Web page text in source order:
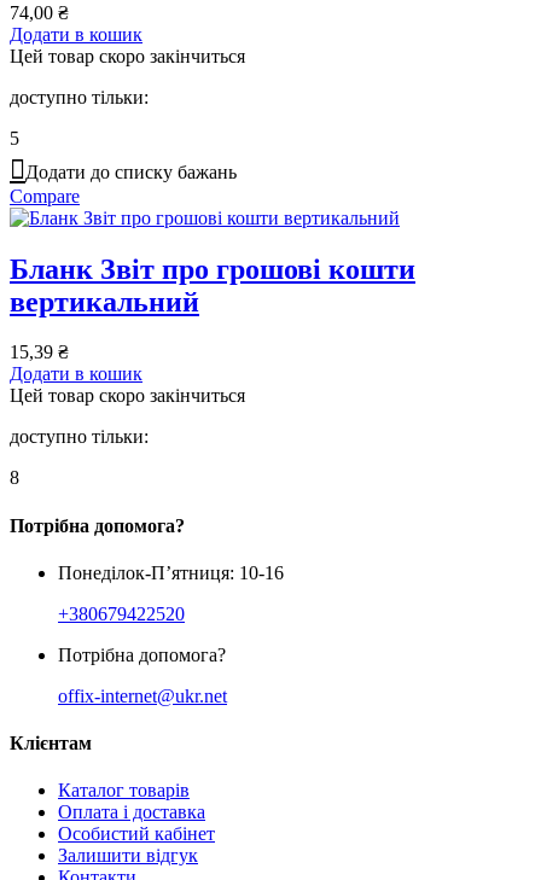
74,00 ₴
Додати в кошик
Цей товар скоро закінчиться
доступно тільки:
5
Додати до списку бажань
Compare
Бланк Звіт про грошові кошти
вертикальний
15,39 ₴
Додати в кошик
Цей товар скоро закінчиться
доступно тільки:
8
Потрібна допомога?
Понеділок-П’ятниця: 10-16
+380679422520
Потрібна допомога?
offix-internet@ukr.net
Клієнтам
Каталог товарів
Оплата і доставка
Особистий кабінет
Залишити відгук